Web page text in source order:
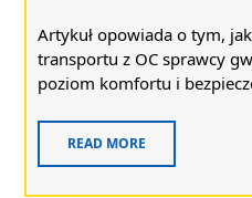
Artykuł opowiada o tym,
transportu z OC sprawcy
poziom komfortu i
READ MORE